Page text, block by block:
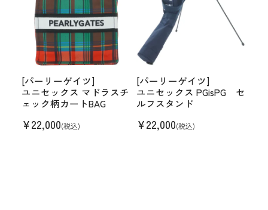
[パーリーゲイツ]
ユニセックス マドラスチ
ェック柄カートBAG
¥22,000(税込)
[パーリーゲイツ]
ユニセックス PGisPG セ
ルフスタンド
¥22,000(税込)